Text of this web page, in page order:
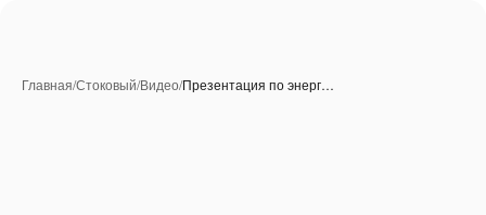
Главная/Стоковый/Видео/Презентация по энерг…